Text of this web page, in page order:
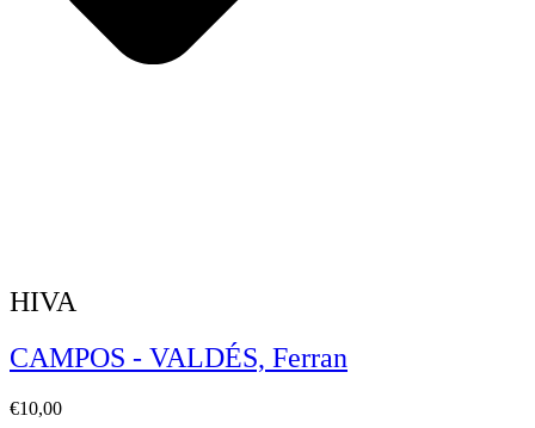
HIVA
CAMPOS - VALDÉS, Ferran
€10,00